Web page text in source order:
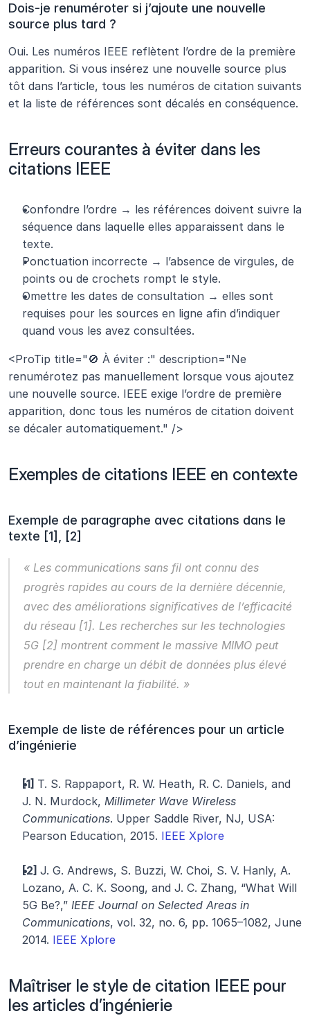
Dois-je renuméroter si j’ajoute une nouvelle
source plus tard ?
Oui. Les numéros IEEE reflètent l’ordre de la première
apparition. Si vous insérez une nouvelle source plus
tôt dans l’article, tous les numéros de citation suivants
et la liste de références sont décalés en conséquence.
Erreurs courantes à éviter dans les
citations IEEE
Confondre l’ordre → les références doivent suivre la
séquence dans laquelle elles apparaissent dans le
texte.
Ponctuation incorrecte → l’absence de virgules, de
points ou de crochets rompt le style.
Omettre les dates de consultation → elles sont
requises pour les sources en ligne afin d’indiquer
quand vous les avez consultées.
<ProTip title="🚫 À éviter :" description="Ne
renumérotez pas manuellement lorsque vous ajoutez
une nouvelle source. IEEE exige l’ordre de première
apparition, donc tous les numéros de citation doivent
se décaler automatiquement." />
Exemples de citations IEEE en contexte
Exemple de paragraphe avec citations dans le
texte [1], [2]
« Les communications sans fil ont connu des
progrès rapides au cours de la dernière décennie,
avec des améliorations significatives de l’efficacité
du réseau [1]. Les recherches sur les technologies
5G [2] montrent comment le massive MIMO peut
prendre en charge un débit de données plus élevé
tout en maintenant la fiabilité. »
Exemple de liste de références pour un article
d’ingénierie
[1] T. S. Rappaport, R. W. Heath, R. C. Daniels, and
J. N. Murdock, Millimeter Wave Wireless
Communications. Upper Saddle River, NJ, USA:
Pearson Education, 2015. IEEE Xplore
[2] J. G. Andrews, S. Buzzi, W. Choi, S. V. Hanly, A.
Lozano, A. C. K. Soong, and J. C. Zhang, “What Will
5G Be?,” IEEE Journal on Selected Areas in
Communications, vol. 32, no. 6, pp. 1065–1082, June
2014. IEEE Xplore
Maîtriser le style de citation IEEE pour
les articles d’ingénierie